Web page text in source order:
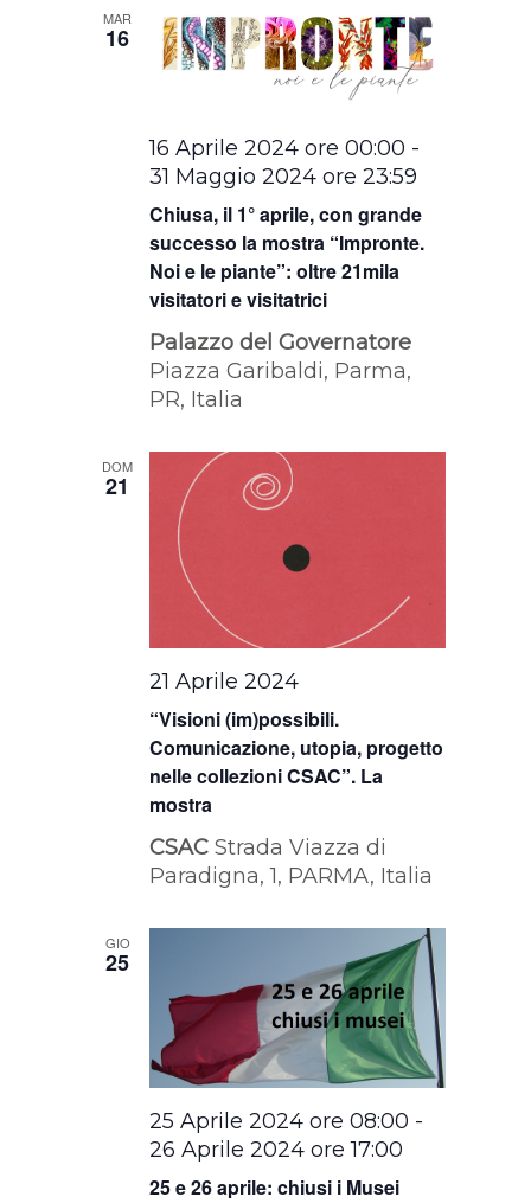
MAR
16
Chiusa, il 1° aprile, con grande
successo la mostra “Impronte.
Noi e le piante”: oltre 21mila
visitatori e visitatrici
16 Aprile 2024 ore 00:00 -
31 Maggio 2024 ore 23:59
Palazzo del Governatore
Piazza Garibaldi, Parma,
PR, Italia
DOM
21
“Visioni (im)possibili.
Comunicazione, utopia, progetto
nelle collezioni CSAC”. La
mostra
21 Aprile 2024
CSACStrada Viazza di
Paradigna, 1, PARMA, Italia
GIO
25
25 e 26 aprile: chiusi i Musei
25 Aprile 2024 ore 08:00 -
26 Aprile 2024 ore 17:00